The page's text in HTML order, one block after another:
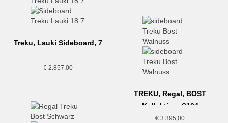
Treku, Lauki Sideboard, 7
€2.857,00
TREKU, Regal, BOST
Kollektion, S104
€ 3.395,00